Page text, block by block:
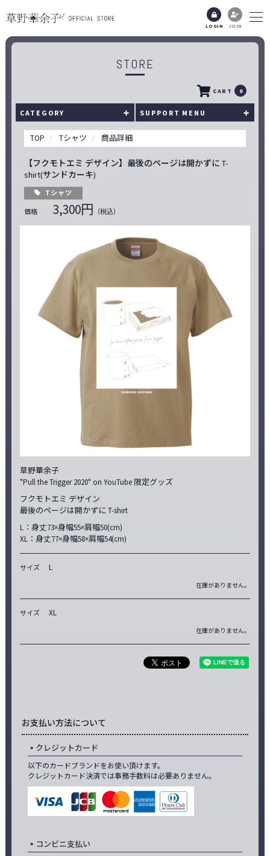
LOGIN JOIN
STORE
CART 0
CATEGORY SUPPORT MENU
TOP Tシャツ 商品詳細
【フクモトエミ デザイン】最後のページは開かずに T-
shirt(サンドカーキ)
Tシャツ
価格 3,300円 （税込）
草野華余子
"Pull the Trigger 2020" on YouTube 限定グッズ
フクモトエミ デザイン
最後のページは開かずに T-shirt
L：身丈73×身幅55×肩幅50(cm)
XL：身丈77×身幅58×肩幅54(cm)
サイズ L
在庫がありません。
サイズ XL
在庫がありません。
お支払い方法について
クレジットカード
以下のカードブランドをお使い頂けます。
クレジットカード決済では事務手数料は必要ありません。
コンビニ支払い